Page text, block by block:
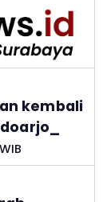
kembali